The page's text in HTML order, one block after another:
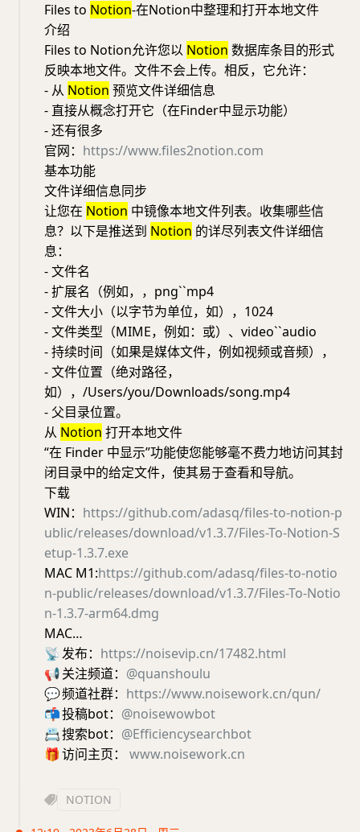
Files to Notion-在Notion中整理和打开本地文件
介绍
Files to Notion允许您以 Notion 数据库条目的形式
反映本地文件。文件不会上传。相反，它允许：
- 从 Notion 预览文件详细信息
- 直接从概念打开它（在Finder中显示功能）
- 还有很多
官网： https://www.files2notion.com
基本功能
文件详细信息同步
让您在 Notion 中镜像本地文件列表。收集哪些信
息？以下是推送到 Notion 的详尽列表文件详细信
息：
- 文件名
- 扩展名（例如，，png``mp4
- 文件大小（以字节为单位，如），1024
- 文件类型（MIME，例如：或）、video``audio
- 持续时间（如果是媒体文件，例如视频或音频），
- 文件位置（绝对路径，
如），/Users/you/Downloads/song.mp4
- 父目录位置。
从 Notion 打开本地文件
“在 Finder 中显示”功能使您能够毫不费力地访问其封
闭目录中的给定文件，使其易于查看和导航。
下载
WIN： https://github.com/adasq/files-to-notion-p
ublic/releases/download/v1.3.7/Files-To-Notion-S
etup-1.3.7.exe
MAC M1:https://github.com/adasq/files-to-notio
n-public/releases/download/v1.3.7/Files-To-Notio
n-1.3.7-arm64.dmg
MAC…
📡发布： https://noisevip.cn/17482.html
📢关注频道： @quanshoulu
💬频道社群： https://www.noisework.cn/qun/
📬投稿bot： @noisewowbot
📇搜索bot： @Efficiencysearchbot
🎁访问主页： www.noisework.cn
NOTION